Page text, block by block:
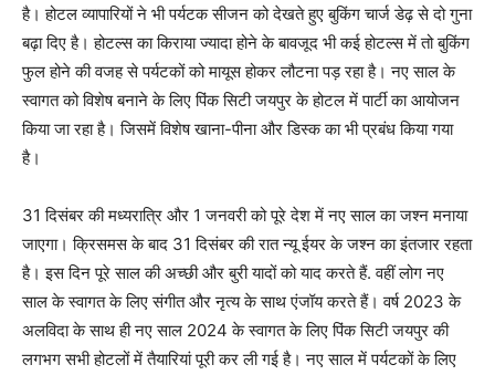
है। होटल व्यापारियों ने भी पर्यटक सीजन को देखते हुए बुकिंग चार्ज डेढ़ से दो गुना
बढ़ा दिए है। होटल्स का किराया ज्यादा होने के बावजूद भी कई होटल्स में तो बुकिंग
फुल होने की वजह से पर्यटकों को मायूस होकर लौटना पड़ रहा है। नए साल के
स्वागत को विशेष बनाने के लिए पिंक सिटी जयपुर के होटल में पार्टी का आयोजन
किया जा रहा है। जिसमें विशेष खाना-पीना और डिस्क का भी प्रबंध किया गया
है।
31 दिसंबर की मध्यरात्रि और 1 जनवरी को पूरे देश में नए साल का जश्न मनाया
जाएगा। क्रिसमस के बाद 31 दिसंबर की रात न्यू ईयर के जश्न का इंतजार रहता
है। इस दिन पूरे साल की अच्छी और बुरी यादों को याद करते हैं. वहीं लोग नए
साल के स्वागत के लिए संगीत और नृत्य के साथ एंजॉय करते हैं। वर्ष 2023 के
अलविदा के साथ ही नए साल 2024 के स्वागत के लिए पिंक सिटी जयपुर की
लगभग सभी होटलों में तैयारियां पूरी कर ली गई है। नए साल में पर्यटकों के लिए